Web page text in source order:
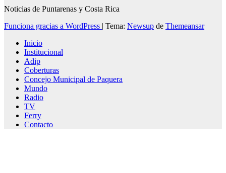
Noticias de Puntarenas y Costa Rica
Funciona gracias a WordPress | Tema: Newsup de Themeansar
Inicio
Institucional
Adip
Coberturas
Concejo Municipal de Paquera
Mundo
Radio
TV
Ferry
Contacto